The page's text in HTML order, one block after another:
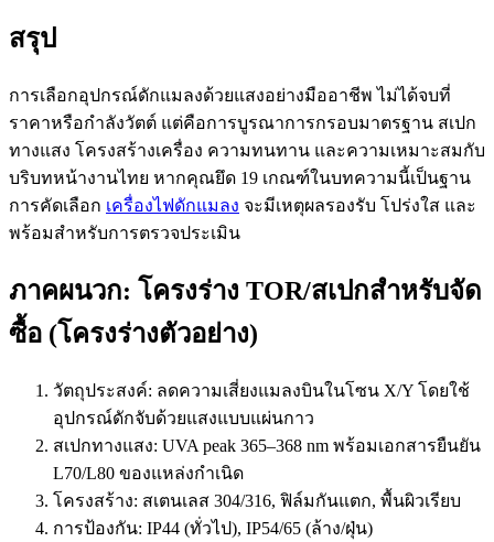
สรุป
การเลือกอุปกรณ์ดักแมลงด้วยแสงอย่างมืออาชีพ ไม่ได้จบที่
ราคาหรือกำลังวัตต์ แต่คือการบูรณาการกรอบมาตรฐาน สเปก
ทางแสง โครงสร้างเครื่อง ความทนทาน และความเหมาะสมกับ
บริบทหน้างานไทย หากคุณยึด 19 เกณฑ์ในบทความนี้เป็นฐาน
การคัดเลือก เครื่องไฟดักแมลง จะมีเหตุผลรองรับ โปร่งใส และ
พร้อมสำหรับการตรวจประเมิน
ภาคผนวก: โครงร่าง TOR/สเปกสำหรับจัด
ซื้อ (โครงร่างตัวอย่าง)
วัตถุประสงค์: ลดความเสี่ยงแมลงบินในโซน X/Y โดยใช้
อุปกรณ์ดักจับด้วยแสงแบบแผ่นกาว
สเปกทางแสง: UVA peak 365–368 nm พร้อมเอกสารยืนยัน
L70/L80 ของแหล่งกำเนิด
โครงสร้าง: สเตนเลส 304/316, ฟิล์มกันแตก, พื้นผิวเรียบ
การป้องกัน: IP44 (ทั่วไป), IP54/65 (ล้าง/ฝุ่น)